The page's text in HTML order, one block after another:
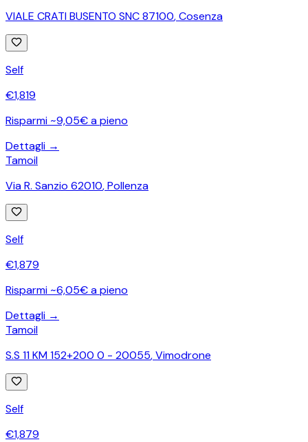
VIALE CRATI BUSENTO SNC 87100,Cosenza
Self
€1,819
Risparmi ~9,05€ a pieno
Dettagli →
Tamoil
Via R. Sanzio 62010,Pollenza
Self
€1,879
Risparmi ~6,05€ a pieno
Dettagli →
Tamoil
S.S 11 KM 152+200 0 - 20055,Vimodrone
Self
€1,879